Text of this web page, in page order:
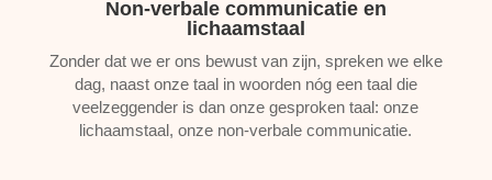
Non-verbale communicatie en
lichaamstaal
Zonder dat we er ons bewust van zijn, spreken we elke
dag, naast onze taal in woorden nóg een taal die
veelzeggender is dan onze gesproken taal: onze
lichaamstaal, onze non-verbale communicatie.